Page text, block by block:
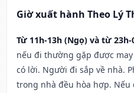
Giờ xuất hành Theo Lý
Từ 11h-13h (Ngọ) và từ 23h-
nếu đi thường gặp được
có lời. Người đi sắp về nhà.
trong nhà đều hòa hợp. Nếu